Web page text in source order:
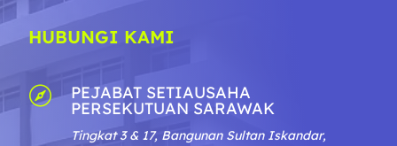
HUBUNGI KAMI
 PEJABAT SETIAUSAHA
PERSEKUTUAN SARAWAK
Tingkat 3 & 17, Bangunan Sultan Iskandar,